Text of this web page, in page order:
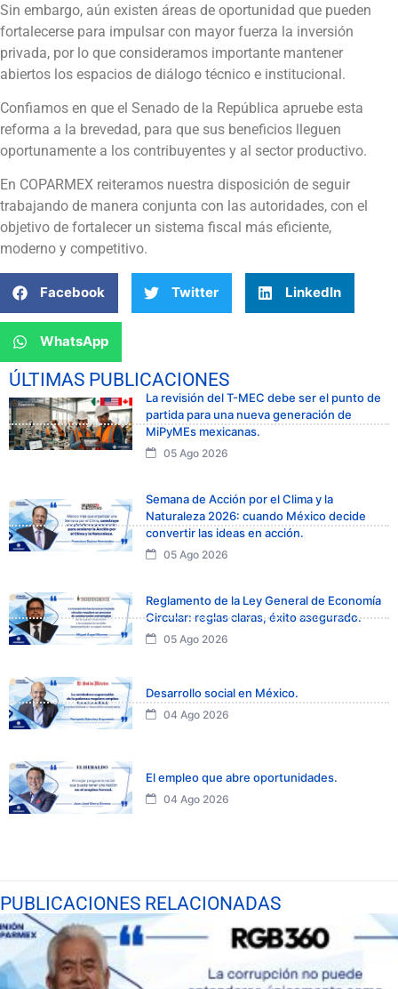
Sin embargo, aún existen áreas de oportunidad que pueden
fortalecerse para impulsar con mayor fuerza la inversión
privada, por lo que consideramos importante mantener
abiertos los espacios de diálogo técnico e institucional.
Confiamos en que el Senado de la República apruebe esta
reforma a la brevedad, para que sus beneficios lleguen
oportunamente a los contribuyentes y al sector productivo.
En COPARMEX reiteramos nuestra disposición de seguir
trabajando de manera conjunta con las autoridades, con el
objetivo de fortalecer un sistema fiscal más eficiente,
moderno y competitivo.
Facebook Twitter LinkedIn
WhatsApp
ÚLTIMAS PUBLICACIONES
La revisión del T-MEC debe ser el punto de
partida para una nueva generación de
MiPyMEs mexicanas.
05 Ago 2026
Semana de Acción por el Clima y la
Naturaleza 2026: cuando México decide
convertir las ideas en acción.
05 Ago 2026
Reglamento de la Ley General de Economía
Circular: reglas claras, éxito asegurado.
05 Ago 2026
Desarrollo social en México.
04 Ago 2026
El empleo que abre oportunidades.
04 Ago 2026
PUBLICACIONES RELACIONADAS